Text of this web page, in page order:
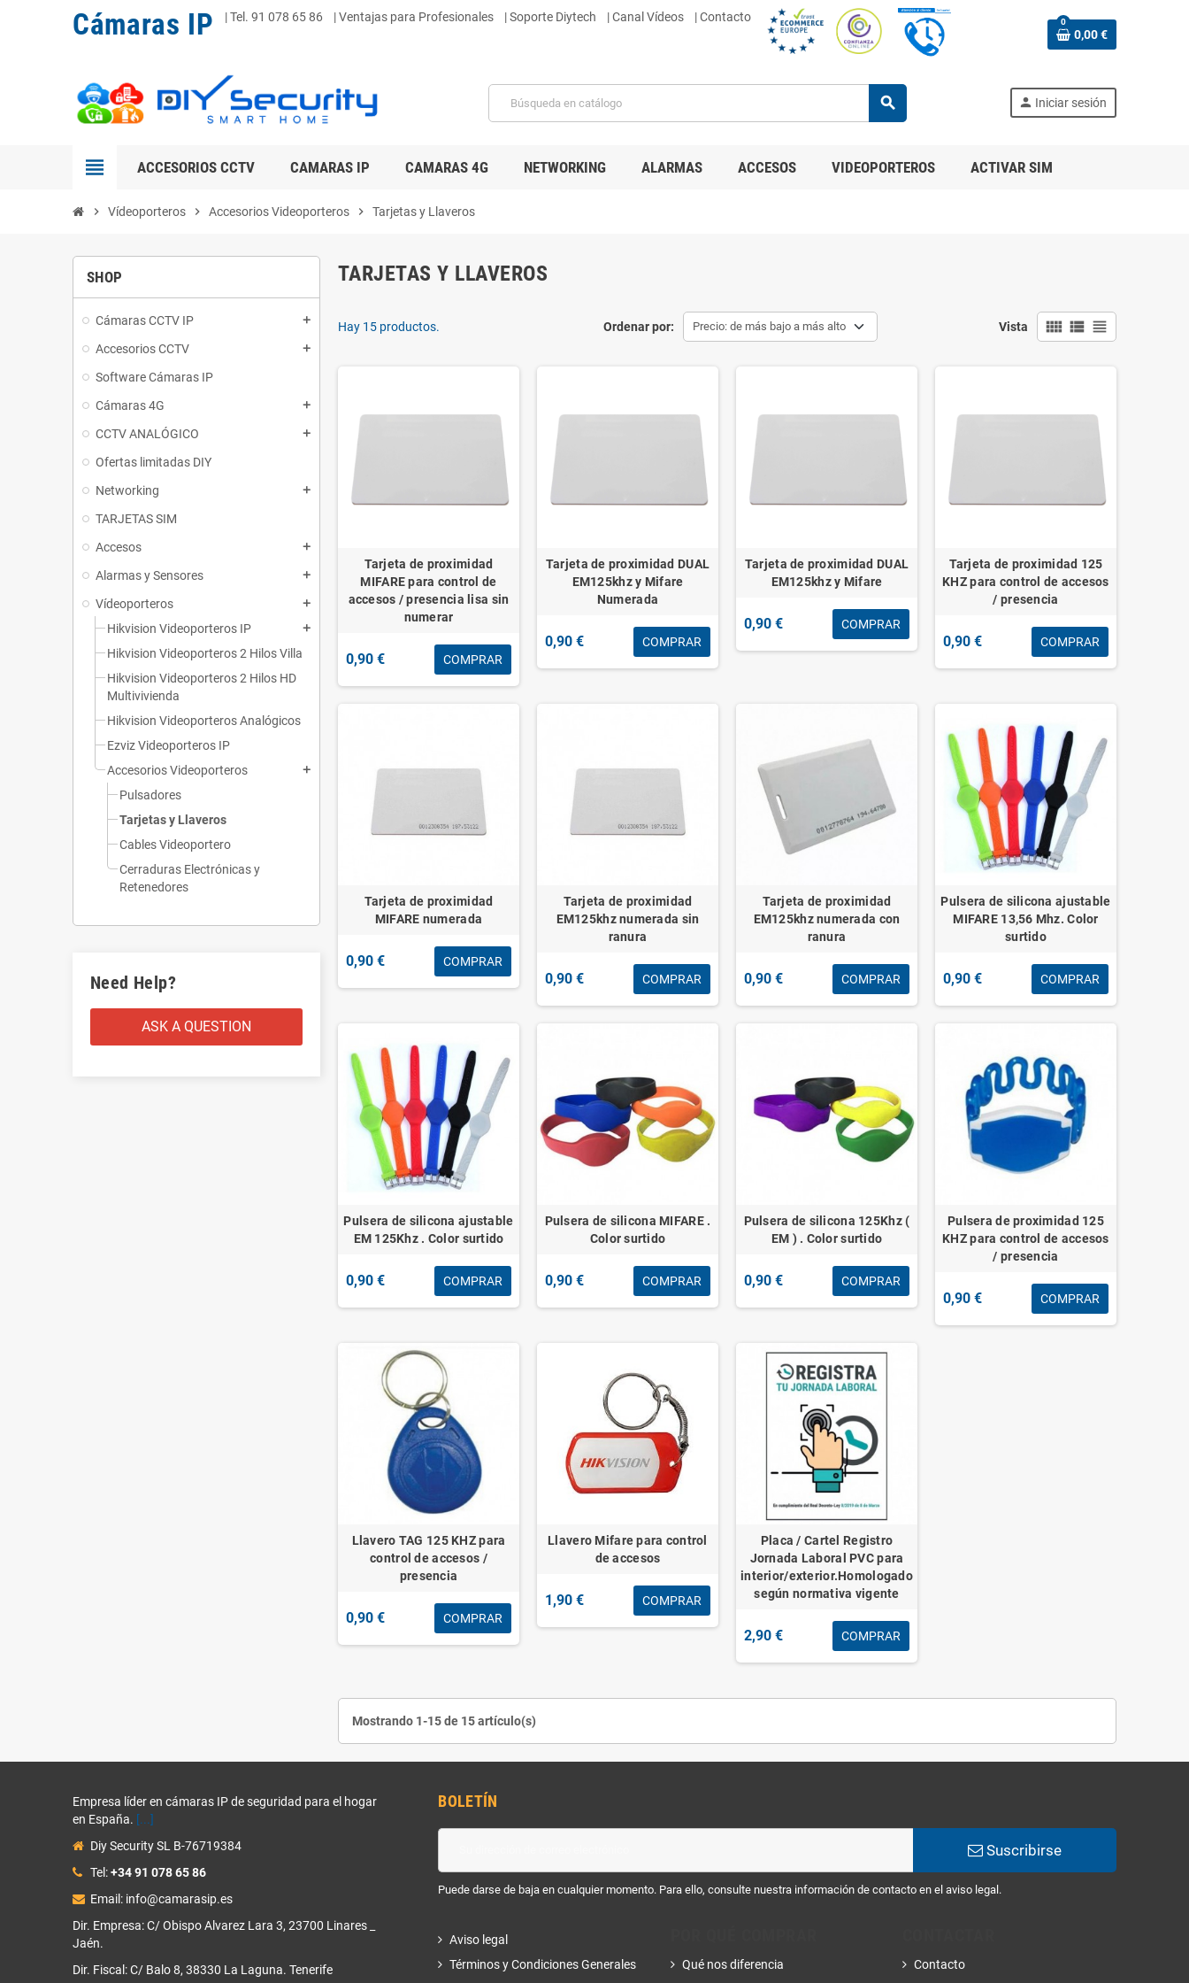
Cámaras IP |Tel. 91 078 65 86 | Ventajas para Profesionales | Soporte Diytech | Canal Vídeos | Contacto 0
0,00 €
search person Iniciar sesión
view_headline ACCESORIOS CCTV CAMARAS IP CAMARAS 4G NETWORKING ALARMAS ACCESOS VIDEOPORTEROS ACTIVAR SIM
chevron_right Vídeoporteros chevron_right Accesorios Videoporteros chevron_right Tarjetas y Llaveros
SHOP
Cámaras CCTV IP add
Accesorios CCTV add
Software Cámaras IP
Cámaras 4G
add
CCTV ANALÓGICO add
Ofertas limitadas DIY
Networking
add
TARJETAS SIM
Accesos
add
Alarmas y Sensores add
Vídeoporteros add
Hikvision Videoporteros IP add
Hikvision Videoporteros 2 Hilos Villa
Hikvision Videoporteros 2 Hilos HD
Multivivienda
Hikvision Videoporteros Analógicos
Ezviz Videoporteros IP
Accesorios Videoporteros
add
Pulsadores
Tarjetas y Llaveros
Cables Videoportero
Cerraduras Electrónicas y
Retenedores
Need Help?
ASK A QUESTION
TARJETAS Y LLAVEROS
Ordenar por: Precio: de más bajo a más alto Vista view_comfy view_list view_headline
Hay 15 productos.
Tarjeta de proximidad
MIFARE para control de
accesos / presencia lisa sin
numerar
0,90 € COMPRAR
Tarjeta de proximidad DUAL
EM125khz y Mifare
Numerada
0,90 € COMPRAR
Tarjeta de proximidad DUAL
EM125khz y Mifare
0,90 € COMPRAR
Tarjeta de proximidad 125
KHZ para control de accesos
/ presencia
0,90 € COMPRAR
Tarjeta de proximidad
MIFARE numerada
0,90 € COMPRAR
Tarjeta de proximidad
EM125khz numerada sin
ranura
0,90 € COMPRAR
Tarjeta de proximidad
EM125khz numerada con
ranura
0,90 € COMPRAR
Pulsera de silicona ajustable
MIFARE 13,56 Mhz. Color
surtido
0,90 € COMPRAR
Pulsera de silicona ajustable
EM 125Khz . Color surtido
0,90 € COMPRAR
Pulsera de silicona MIFARE .
Color surtido
0,90 € COMPRAR
Pulsera de silicona 125Khz (
EM ) . Color surtido
0,90 € COMPRAR
Pulsera de proximidad 125
KHZ para control de accesos
/ presencia
0,90 € COMPRAR
Llavero TAG 125 KHZ para
control de accesos /
presencia
0,90 € COMPRAR
Llavero Mifare para control
de accesos
1,90 € COMPRAR
Placa / Cartel Registro
Jornada Laboral PVC para
interior/exterior.Homologado
según normativa vigente
2,90 € COMPRAR
Mostrando 1-15 de 15 artículo(s)
Empresa líder en cámaras IP de seguridad para el hogar
en España. [...]
Diy Security SL B-76719384
Tel:+34 91 078 65 86
Email: info@camarasip.es
Dir. Empresa: C/ Obispo Alvarez Lara 3, 23700 Linares _
Jaén.
Dir. Fiscal: C/ Balo 8, 38330 La Laguna. Tenerife
BOLETÍN
Suscribirse
Puede darse de baja en cualquier momento. Para ello, consulte nuestra información de contacto en el aviso legal.
Aviso legal
Términos y Condiciones Generales
Qué nos diferencia
Contacto